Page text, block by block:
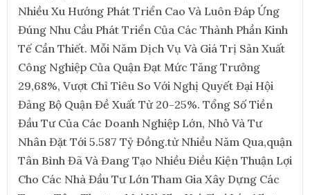
Nhiều Xu Hướng Phát Triển Cao Và Luôn Đáp Ứng
Đúng Nhu Cầu Phát Triển Của Các Thành Phần Kinh
Tế Cần Thiết. Mỗi Năm Dịch Vụ Và Giá Trị Sản Xuất
Công Nghiệp Của Quận Đạt Mức Tăng Trưởng
29,68%, Vượt Chỉ Tiêu So Với Nghị Quyết Đại Hội
Đảng Bộ Quận Đề Xuất Từ 20-25%. Tổng Số Tiền
Đầu Tư Của Các Doanh Nghiệp Lớn, Nhỏ Và Tư
Nhân Đặt Tới 5.587 Tỷ Đồng.từ Nhiều Năm Qua,quận
Tân Bình Đã Và Đang Tạo Nhiều Điều Kiện Thuận Lợi
Cho Các Nhà Đầu Tư Lớn Tham Gia Xây Dựng Các